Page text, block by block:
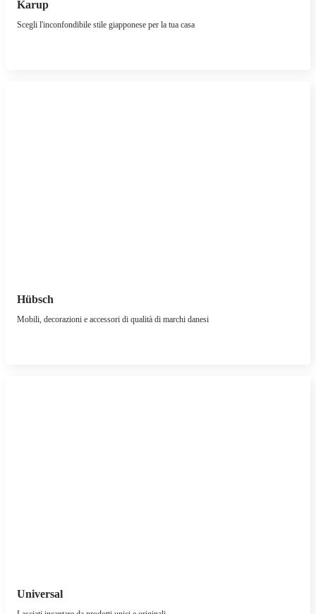
Karup
Scegli l'inconfondibile stile giapponese per la tua casa
Hübsch
Mobili, decorazioni e accessori di qualità di marchi danesi
Universal